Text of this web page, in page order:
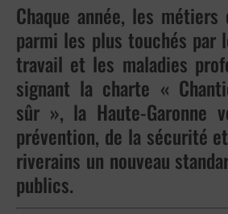
Chaque année, les
parmi les plus touchés par
travail et les maladies
signant la charte «
sûr », la Haute-Garonne
prévention, de la sécurité
riverains un nouveau
publics.